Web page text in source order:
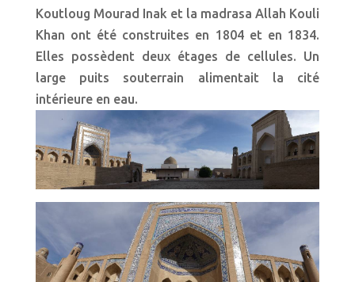
Koutloug Mourad Inak et la madrasa Allah Kouli
Khan ont été construites en 1804 et en 1834.
Elles possèdent deux étages de cellules. Un
large puits souterrain alimentait la cité
intérieure en eau.